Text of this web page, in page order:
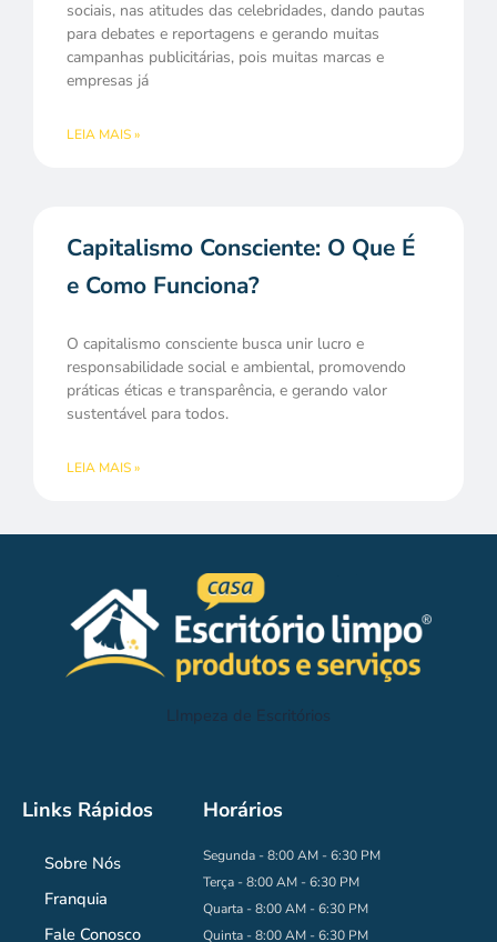
sociais, nas atitudes das celebridades, dando pautas
para debates e reportagens e gerando muitas
campanhas publicitárias, pois muitas marcas e
empresas já
LEIA MAIS »
Capitalismo Consciente: O Que É
e Como Funciona?
O capitalismo consciente busca unir lucro e
responsabilidade social e ambiental, promovendo
práticas éticas e transparência, e gerando valor
sustentável para todos.
LEIA MAIS »
LImpeza de Escritórios
Links Rápidos
Sobre Nós
Franquia
Fale Conosco
Horários
Segunda - 8:00 AM - 6:30 PM
Terça - 8:00 AM - 6:30 PM
Quarta - 8:00 AM - 6:30 PM
Quinta - 8:00 AM - 6:30 PM